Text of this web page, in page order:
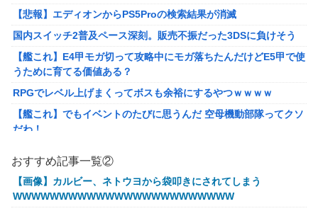
【悲報】エディオンからPS5Proの検索結果が消滅
国内スイッチ2普及ペース深刻。販売不振だった3DSに負けそう
【艦これ】E4甲モガ切って攻略中にモガ落ちたんだけどE5甲で使
うために育てる価値ある？
RPGでレベル上げまくってボスも余裕にするやつｗｗｗｗ
【艦これ】でもイベントのたびに思うんだ 空母機動部隊ってクソ
だわ！
「直葬で(即答)」→結果ァw w w w w w w w w w
イーロン・マスク「中国のロボットはデタラメで遠隔操作してる
だけ」
おすすめ記事一覧②
【画像】カルビー、ネトウヨから袋叩きにされてしまう
WWWWWWWWWWWWWWWWWWWWWWWW